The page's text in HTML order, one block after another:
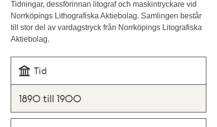
Tidningar, dessförinnan litograf och maskintryckare vid
Norrköpings Lithografiska Aktiebolag. Samlingen består
till stor del av vardagstryck från Norrköpings Litografiska
Aktiebolag.
Tid
1890 till 1900